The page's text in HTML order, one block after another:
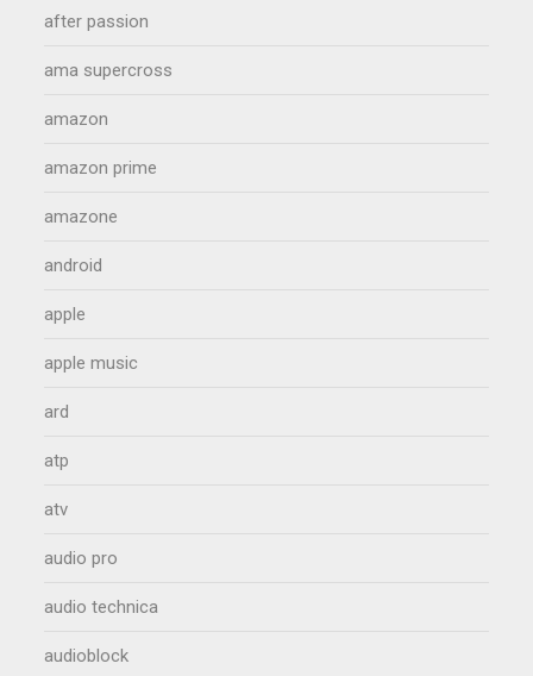
after passion
ama supercross
amazon
amazon prime
amazone
android
apple
apple music
ard
atp
atv
audio pro
audio technica
audioblock